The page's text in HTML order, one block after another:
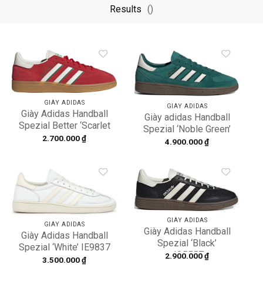
Results ()
Add to
wishlist
GIÀY ADIDAS
Giày Adidas Handball
Spezial Better ‘Scarlet
Green’ IF9531
2.700.000₫
Add to
wishlist
GIÀY ADIDAS
Giày adidas Handball
Spezial ‘Noble Green’
IH0137
4.900.000₫
Add to
wishlist
GIÀY ADIDAS
Giày Adidas Handball
Spezial ‘White’ IE9837
3.500.000₫
Add to
wishlist
GIÀY ADIDAS
Giày Adidas Handball
Spezial ‘Black’
JQ5557
2.900.000₫